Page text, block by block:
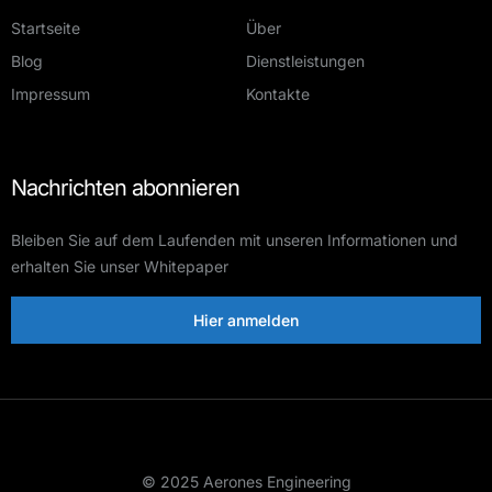
Startseite
Über
Blog
Dienstleistungen
Impressum
Kontakte
Nachrichten abonnieren
Bleiben Sie auf dem Laufenden mit unseren Informationen und
erhalten Sie unser Whitepaper
Hier anmelden
© 2025 Aerones Engineering